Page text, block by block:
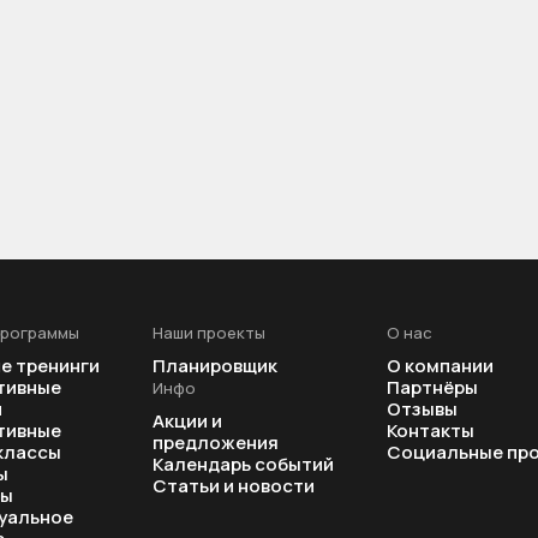
для бизнеса, который позволяет не просто
первыми
с процессов.
тренинги
Наши проекты
Планировщик
Инфо
Акции и
предложения
Календарь событий
Статьи и новости
О нас
О компании
Партнёры
Отзывы
Контакты
Социальные